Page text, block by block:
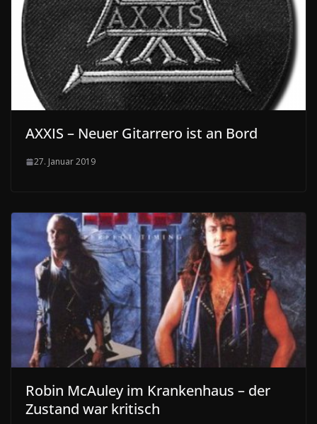
AXXIS – Neuer Gitarrero ist an Bord
27. Januar 2019
Robin McAuley im Krankenhaus – der
Zustand war kritisch